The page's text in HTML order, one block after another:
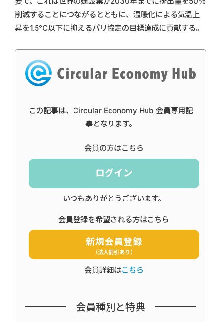
削減することにつながるとともに、温暖化による気温上
昇を1.5°C以下に抑えるパリ協定の目標達成に貢献する。
この記事は、Circular Economy Hub 会員専用記
事となります。
会員の方はこちら
ログイン
いつもありがとうございます。
会員登録を希望される方はこちら
新規会員登録
（法人割引あり）
会員詳細はこちら
会員種別と特典